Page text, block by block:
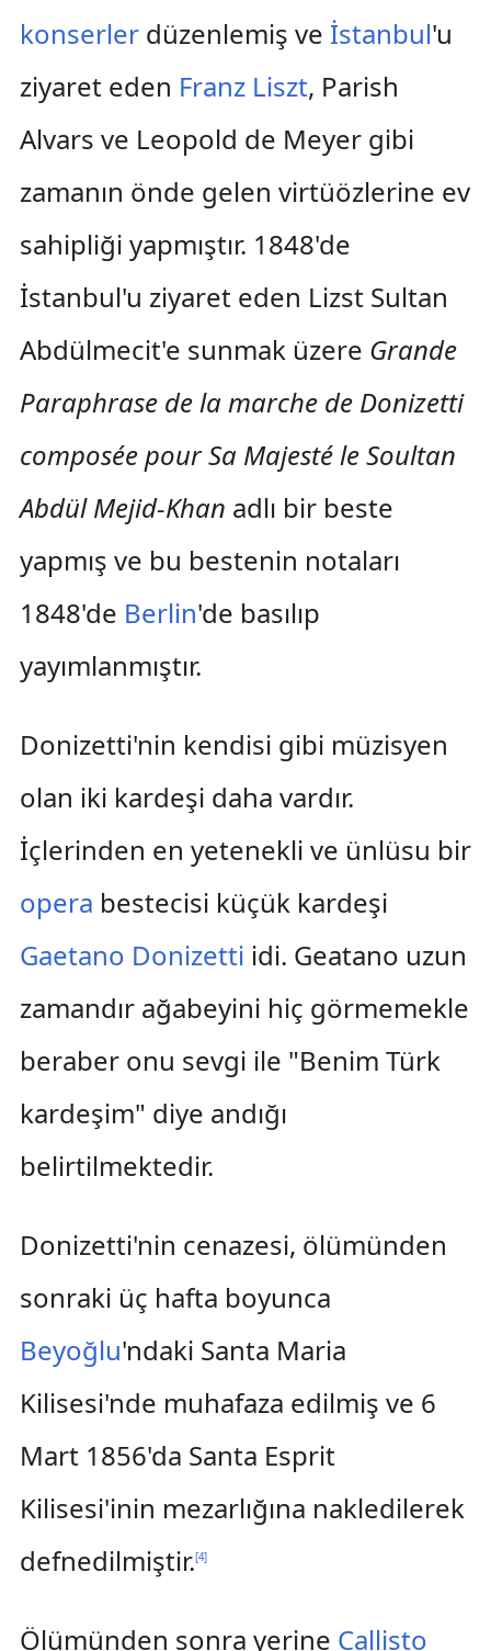
konserlerdüzenlemiş ve İstanbul'u
ziyaret eden Franz Liszt, Parish
Alvars ve Leopold de Meyer gibi
zamanın önde gelen virtüözlerine ev
sahipliği yapmıştır. 1848'de
İstanbul'u ziyaret eden Lizst Sultan
Abdülmecit'e sunmak üzere Grande
Paraphrase de la marche de Donizetti
composée pour Sa Majesté le Soultan
Abdül Mejid-Khan adlı bir beste
yapmış ve bu bestenin notaları
1848'de Berlin'de basılıp
yayımlanmıştır.
Donizetti'nin kendisi gibi müzisyen
olan iki kardeşi daha vardır.
İçlerinden en yetenekli ve ünlüsu bir
opera bestecisi küçük kardeşi
Gaetano Donizetti idi. Geatano uzun
zamandır ağabeyini hiç görmemekle
beraber onu sevgi ile "Benim Türk
kardeşim" diye andığı
belirtilmektedir.
Donizetti'nin cenazesi, ölümünden
sonraki üç hafta boyunca
Beyoğlu'ndaki Santa Maria
Kilisesi'nde muhafaza edilmiş ve 6
Mart 1856'da Santa Esprit
Kilisesi'inin mezarlığına nakledilerek
defnedilmiştir.[4]
Ölümünden sonra yerine Callisto